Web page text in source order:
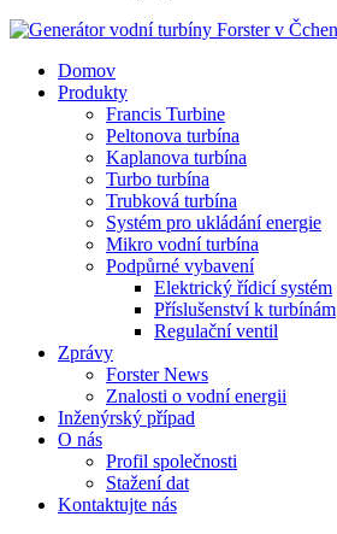
Domov
Produkty
Francis Turbine
Peltonova turbína
Kaplanova turbína
Turbo turbína
Trubková turbína
Systém pro ukládání energie
Mikro vodní turbína
Podpůrné vybavení
Elektrický řídicí systém
Příslušenství k turbínám
Regulační ventil
Zprávy
Forster News
Znalosti o vodní energii
Inženýrský případ
O nás
Profil společnosti
Stažení dat
Kontaktujte nás